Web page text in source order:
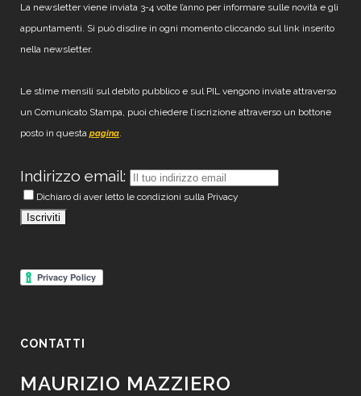
La newsletter viene inviata 3-4 volte l’anno per informare sulle novità e gli
appuntamenti. Si può disdire in ogni momento cliccando sul link inserito
nella newsletter.
Le stime mensili sul debito pubblico e sul PIL vengono inviate attraverso
un Comunicato Stampa, puoi chiedere l’iscrizione attraverso un bottone
posto in questa pagina.
Indirizzo email:
Dichiaro di aver letto le condizioni sulla Privacy
CONTATTI
MAURIZIO MAZZIERO